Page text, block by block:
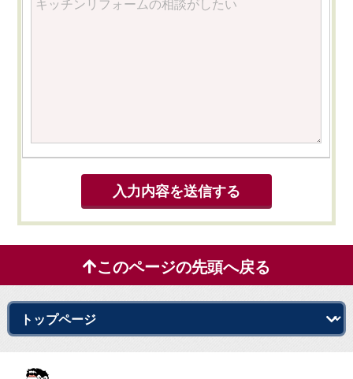
このページの先頭へ戻る